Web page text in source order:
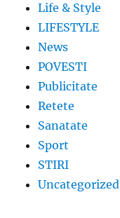
Life & Style
LIFESTYLE
News
POVESTI
Publicitate
Retete
Sanatate
Sport
STIRI
Uncategorized